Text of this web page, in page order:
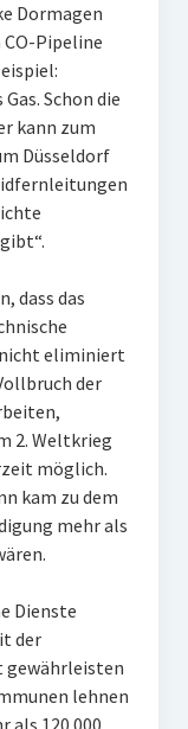
Dormagen
Pipeline
Schon die
kann zum
Düsseldorf
dass das
eliminiert
der
2. Weltkrieg
möglich.
kam zu dem
mehr als
Dienste
der
gewährleisten
lehnen
als 120.000